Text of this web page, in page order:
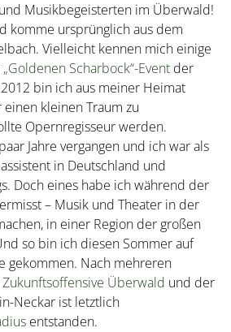
Musikbegeisterten im Überwald!
komme ursprünglich aus dem
Vielleicht kennen mich einige
„Goldenen Scharbock“-Event der
bin ich aus meiner Heimat
kleinen Traum zu
Opernregisseur werden.
Jahre vergangen und ich war als
in Deutschland und
Doch eines habe ich während der
– Musik und Theater in der
in einer Region der großen
so bin ich diesen Sommer auf
gekommen. Nach mehreren
Zukunftsoffensive Überwald und der
Neckar ist letztlich
entstanden.